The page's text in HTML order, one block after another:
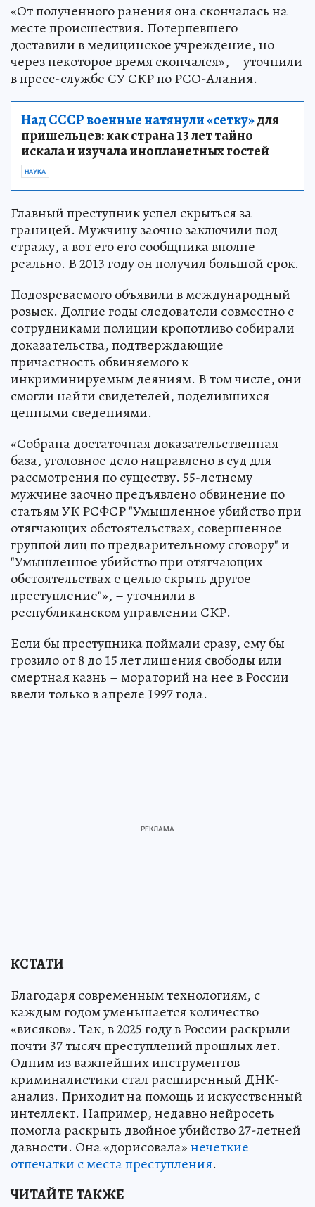
«От полученного ранения она скончалась на
месте происшествия. Потерпевшего
доставили в медицинское учреждение, но
через некоторое время скончался», – уточнили
в пресс-службе СУ СКР по РСО-Алания.
Над СССР военные натянули «сетку»для
пришельцев: как страна 13 лет тайно
искала и изучала инопланетных гостей
НАУКА
Главный преступник успел скрыться за
границей. Мужчину заочно заключили под
стражу, а вот его его сообщника вполне
реально. В 2013 году он получил большой срок.
Подозреваемого объявили в международный
розыск. Долгие годы следователи совместно с
сотрудниками полиции кропотливо собирали
доказательства, подтверждающие
причастность обвиняемого к
инкриминируемым деяниям. В том числе, они
смогли найти свидетелей, поделившихся
ценными сведениями.
«Собрана достаточная доказательственная
база, уголовное дело направлено в суд для
рассмотрения по существу. 55-летнему
мужчине заочно предъявлено обвинение по
статьям УК РСФСР "Умышленное убийство при
отягчающих обстоятельствах, совершенное
группой лиц по предварительному сговору" и
"Умышленное убийство при отягчающих
обстоятельствах с целью скрыть другое
преступление"», – уточнили в
республиканском управлении СКР.
Если бы преступника поймали сразу, ему бы
грозило от 8 до 15 лет лишения свободы или
смертная казнь – мораторий на нее в России
ввели только в апреле 1997 года.
КСТАТИ
Благодаря современным технологиям, с
каждым годом уменьшается количество
«висяков». Так, в 2025 году в России раскрыли
почти 37 тысяч преступлений прошлых лет.
Одним из важнейших инструментов
криминалистики стал расширенный ДНК-
анализ. Приходит на помощь и искусственный
интеллект. Например, недавно нейросеть
помогла раскрыть двойное убийство 27-летней
давности. Она «дорисовала»нечеткие
отпечатки с места преступления.
ЧИТАЙТЕ ТАКЖЕ